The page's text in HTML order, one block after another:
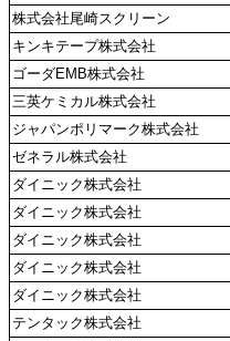
株式会社尾崎スクリーン
キンキテープ株式会社
ゴーダEMB株式会社
三英ケミカル株式会社
ジャパンポリマーク株式会社
ゼネラル株式会社
ダイニック株式会社
ダイニック株式会社
ダイニック株式会社
ダイニック株式会社
ダイニック株式会社
テンタック株式会社